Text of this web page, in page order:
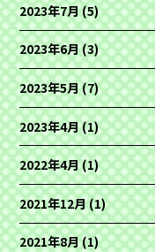
2023年7月(5)
2023年6月(3)
2023年5月(7)
2023年4月(1)
2022年4月(1)
2021年12月(1)
2021年8月(1)